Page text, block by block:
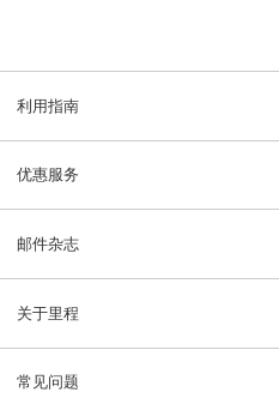
利用指南
优惠服务
邮件杂志
关于里程
常见问题